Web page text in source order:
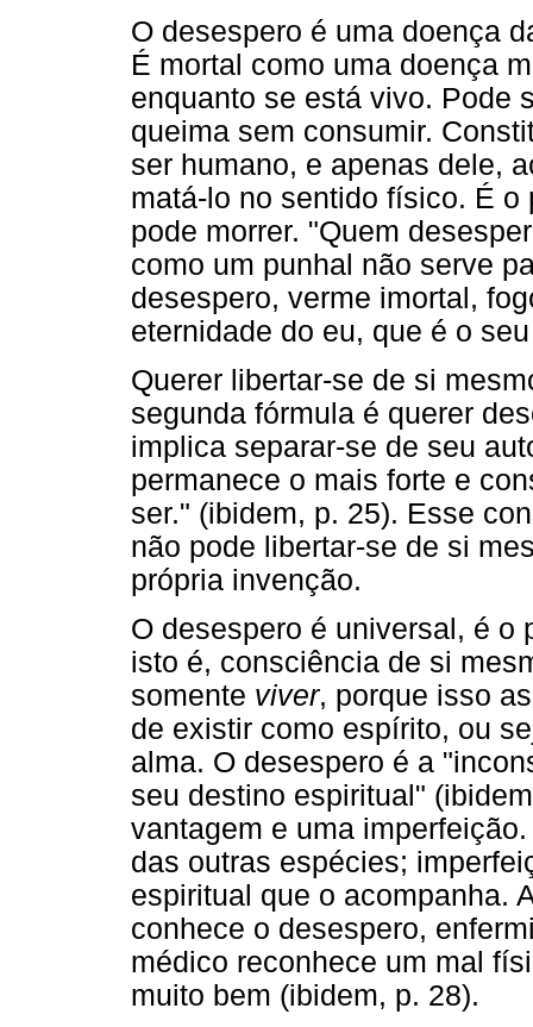
O desespero é uma doença
É mortal como uma doença
enquanto se está vivo. Pode
queima sem consumir.
ser humano, e apenas dele,
matá-lo no sentido físico. É
pode morrer. "Quem
como um punhal não serve
desespero, verme imortal,
eternidade do eu, que é o
Querer libertar-se de si
segunda fórmula é querer
implica separar-se de seu
permanece o mais forte e
ser." (ibidem, p. 25). Esse
não pode libertar-se de si
própria invenção.
O desespero é universal, é
isto é, consciência de si
somente viver, porque isso
de existir como espírito, ou
alma. O desespero é a
seu destino espiritual"
vantagem e uma
das outras espécies;
espiritual que o acompanha.
conhece o desespero,
médico reconhece um mal
muito bem (ibidem, p. 28).